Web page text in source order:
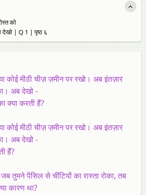
को
| Q 1 | पृष्ठ ६
कोई मीठी चीज़ ज़मीन पर रखो। अब इंतज़ार
अब देखो -
क्या करती हैं?
कोई मीठी चीज़ ज़मीन पर रखो। अब इंतज़ार
अब देखो -
हैं?
तुमने पेंसिल से चींटियों का रास्ता रोका, तब
कारण था?